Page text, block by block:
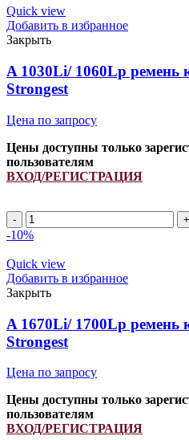
ремень
клиновой
INDFORCE
Strongest
quantity
Quick view
Добавить в избранное
Закрыть
A 1030Li/ 1060Lp ремень
Strongest
Цена по запросу
Цены доступны только
пользователям
ВХОД/РЕГИСТРАЦИЯ
A
1030Li/
ремень
клиновой
INDFORCE
Strongest
quantity
-10%
Quick view
Добавить в избранное
Закрыть
A 1670Li/ 1700Lp ремень
Strongest
Цена по запросу
Цены доступны только
пользователям
ВХОД/РЕГИСТРАЦИЯ